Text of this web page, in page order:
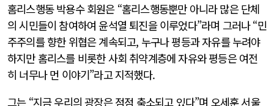
홈리스행동 박용수 회원은 “홈리스행동뿐만 아니라 많은 단체
의 시민들이 참여하여 윤석열 퇴진을 이루었다”라며 그러나 “민
주주의를 향한 위협은 계속되고, 누구나 평등과 자유를 누려야
하지만 홈리스를 비롯한 사회 취약계층에 자유와 평등은 여전
히 너무나 먼 이야기”라고 지적했다.
그는 “지금 우리의 광장은 점점 축소되고 있다”며 오세훈 서울